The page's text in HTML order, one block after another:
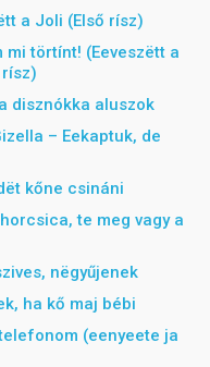
a Joli (Első rísz)
mi törtínt! (Eeveszëtt a
disznókka aluszok
– Eekaptuk, de
kőne csináni
te meg vagy a
nëgyűjenek
ha kő maj bébi
(eenyeete ja